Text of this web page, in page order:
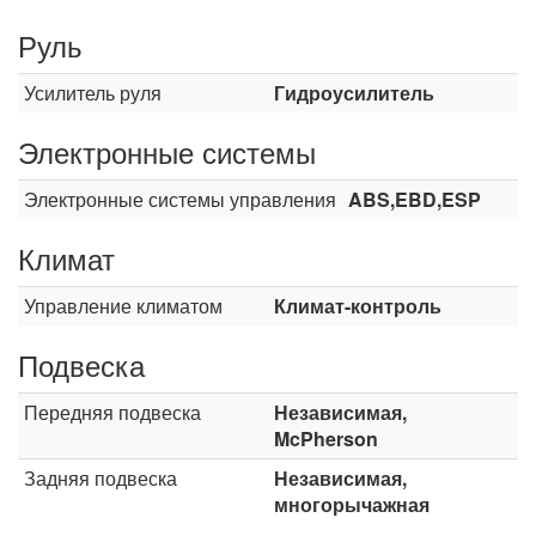
Руль
Усилитель руля Гидроусилитель
Электронные системы
Электронные системы управления ABS,EBD,ESP
Климат
Управление климатом Климат-контроль
Подвеска
Передняя подвеска
Независимая,
McPherson
Задняя подвеска
Независимая,
многорычажная